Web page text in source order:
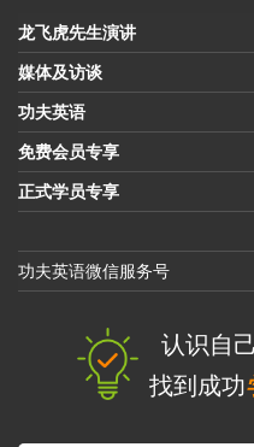
龙飞虎先生演讲
媒体及访谈
功夫英语
免费会员专享
正式学员专享
功夫英语微信服务号
认识自
找到成功